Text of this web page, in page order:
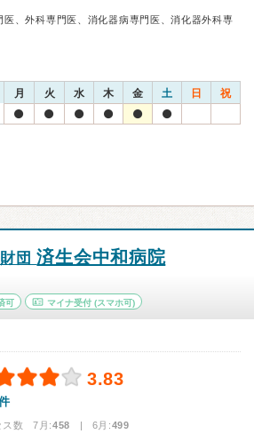
、外科専門医、消化器病専門医、消化器外科専
月 火 水 木 金 土 日 祝
財団済生会中和病院
可 マイナ受付 (スマホ可)
3.83
ス数 7月:458 | 6月:499